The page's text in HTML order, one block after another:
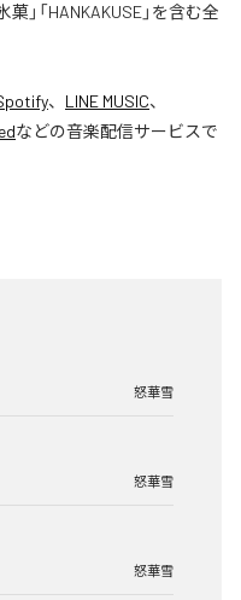
」「HANKAKUSE」を含む全
、 LINE MUSIC、
などの音楽配信サービスで
怒華雪
怒華雪
怒華雪